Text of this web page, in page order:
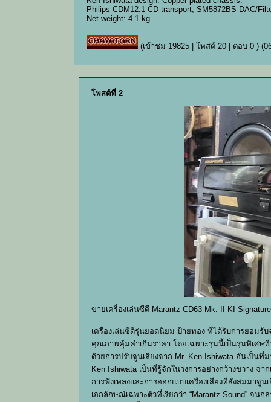
Philips CDM12.1 CD transport, SM5872BS DAC/
Net weight: 4.1 kg
(เข้าชม 19825 | โพสต์ 20 | ตอบ 0 )
โพสต์ที่ 2
ขายเครื่องเล่นซีดี Marantz CD63 Mk. II KI
เครื่องเล่นซีดีรุ่นยอดนิยม ป้ายทอง ที่ได้รับการยอมรั
คุณภาพคุ้มค่าเกินราคา โดยเฉพาะรุ่นนี้เป็นรุ่นพิเศษที่
ด้วยการปรับจูนเสียงจาก Mr. Ken Ishiwata อันเป็นที่
Ken Ishiwata เป็นที่รู้จักในวงการอย่างกว้างขวาง จ
การฟังเพลงและการออกแบบเครื่องเสียงที่สั่งสมมาจู
เอกลักษณ์เฉพาะตัวที่เรียกว่า “Marantz Sound” จน